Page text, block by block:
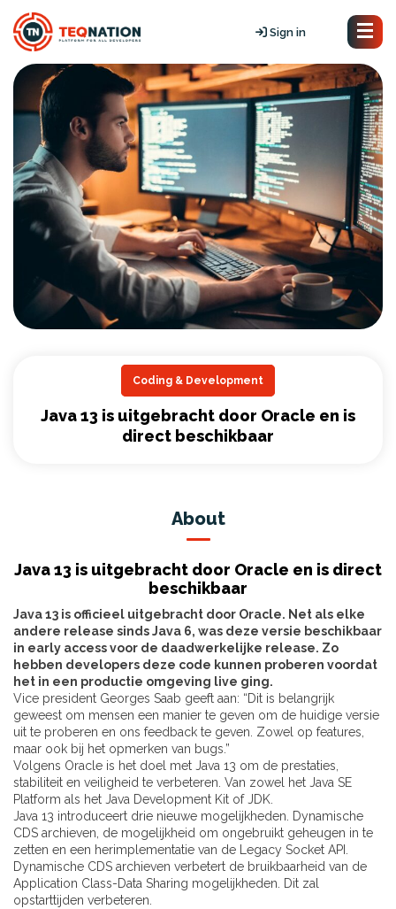
Sign in
Coding & Development
Java 13 is uitgebracht door Oracle en is
direct beschikbaar
About
Java 13 is uitgebracht door Oracle en is direct
beschikbaar
Java 13 is officieel uitgebracht door Oracle. Net als elke
andere release sinds Java 6, was deze versie beschikbaar
in early access voor de daadwerkelijke release. Zo
hebben developers deze code kunnen proberen voordat
het in een productie omgeving live ging.
Vice president Georges Saab geeft aan: “Dit is belangrijk
geweest om mensen een manier te geven om de huidige versie
uit te proberen en ons feedback te geven. Zowel op features,
maar ook bij het opmerken van bugs.”
Volgens Oracle is het doel met Java 13 om de prestaties,
stabiliteit en veiligheid te verbeteren. Van zowel het Java SE
Platform als het Java Development Kit of JDK.
Java 13 introduceert drie nieuwe mogelijkheden. Dynamische
CDS archieven, de mogelijkheid om ongebruikt geheugen in te
zetten en een herimplementatie van de Legacy Socket API.
Dynamische CDS archieven verbetert de bruikbaarheid van de
Application Class-Data Sharing mogelijkheden. Dit zal
opstarttijden verbeteren.